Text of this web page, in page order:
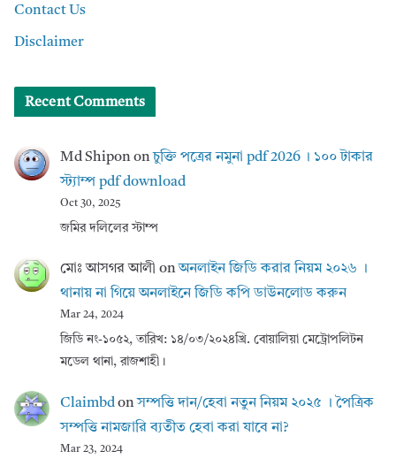
Contact Us
Disclaimer
Recent Comments
Md Shipononচুক্তি পত্রের নমুনা pdf 2026 । ১০০ টাকার
স্ট্যাম্প pdf download
Oct 30, 2025
জমির দলিলের স্টাম্প
মোঃ আসগর আলী onঅনলাইন জিডি করার নিয়ম ২০২৬ ।
থানায় না গিয়ে অনলাইনে জিডি কপি ডাউনলোড করুন
Mar 24, 2024
জিডি নং-১০৫২, তারিখ: ১৪/০৩/২০২৪খ্রি. বোয়ালিয়া মেট্রোপলিটন
মডেল থানা, রাজশাহী।
Claimbdonসম্পত্তি দান/হেবা নতুন নিয়ম ২০২৫ । পৈত্রিক
সম্পত্তি নামজারি ব্যতীত হেবা করা যাবে না?
Mar 23, 2024